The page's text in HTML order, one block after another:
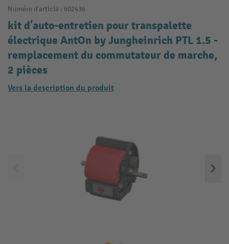
Numéro d'article : 602436
kit d'auto-entretien pour transpalette
électrique AntOn by Jungheinrich PTL 1.5 -
remplacement du commutateur de marche,
2 pièces
Vers la description du produit